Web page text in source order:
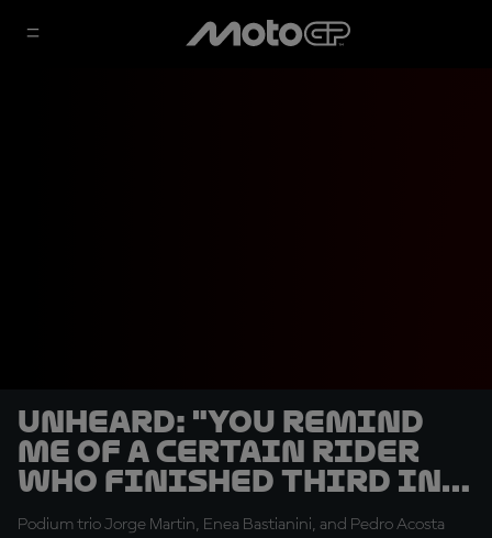
UNHEARD: "You remind
me of a certain rider
who finished third in
his first race!"
Podium trio Jorge Martin, Enea Bastianini, and Pedro Acosta